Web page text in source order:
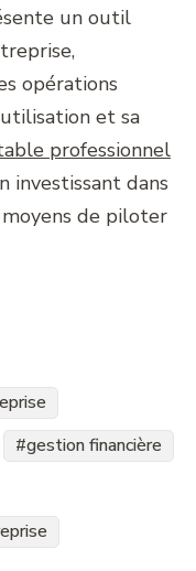
un outil
opérations
et sa
professionnel
investissant dans
de piloter
gestion financière